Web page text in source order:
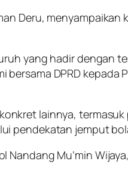
Deru,
yang hadir
bersama DPRD
lainnya,
pendekatan jemput
Nandang Mu’min